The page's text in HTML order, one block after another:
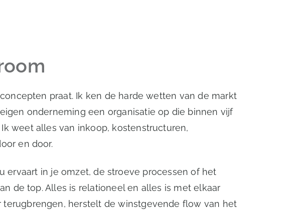
praat. Ik ken de harde wetten van de markt
onderneming een organisatie op die binnen vijf
weet alles van inkoop, kostenstructuren,
en door.
ervaart in je omzet, de stroeve processen of het
de top. Alles is relationeel en alles is met elkaar
herstelt de winstgevende flow van het